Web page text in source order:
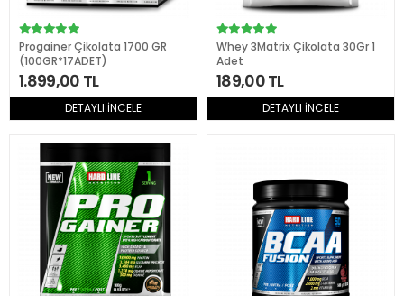
Progainer Çikolata 1700 GR
(100GR*17ADET)
1.899,00 TL
DETAYLI İNCELE
Whey 3Matrix Çikolata 30Gr 1
Adet
189,00 TL
DETAYLI İNCELE